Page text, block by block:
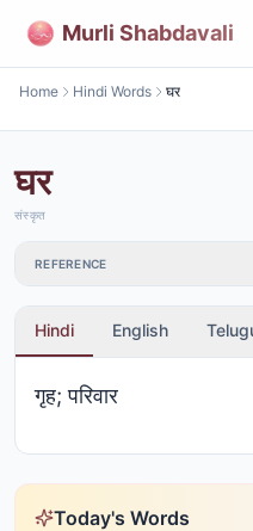
Murli Shabdavali
Home Hindi Words घर
घर
संस्कृत
REFERENCE
Hindi English
गृह; परिवार
Today's Words